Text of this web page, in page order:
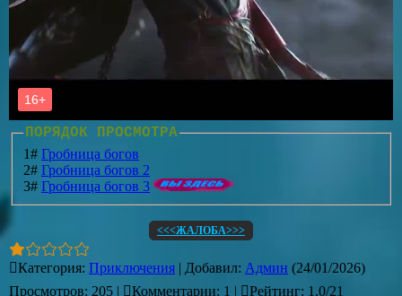
ПОРЯДОК ПРОСМОТРА
1# Гробница богов
2# Гробница богов 2
3# Гробница богов 3
<<<ЖАЛОБА>>>
Категория: Приключения | Добавил: Админ (24/01/2026)
Просмотров: 205 | Комментарии: 1 | Рейтинг: 1.0/21